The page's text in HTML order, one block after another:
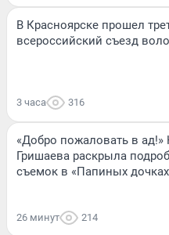
В Красноярске прошел
всероссийский съезд
3 часа 316
«Добро пожаловать в ад!»
Гришаева раскрыла
съемок в «Папиных
26 минут 214